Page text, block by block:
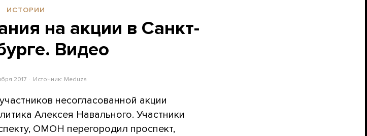
ИСТОРИИ
на акции в Санкт-
Видео
2017 Источник: Meduza
несогласованной акции
Алексея Навального. Участники
ОМОН перегородил проспект,